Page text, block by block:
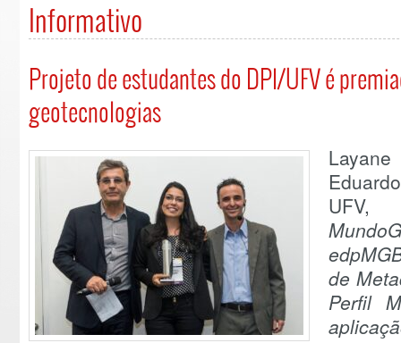
Informativo
Projeto de estudantes do DPI/UFV é
geotecnologias
de
Perfil